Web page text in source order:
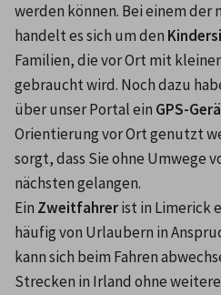
werden können. Bei einem der
handelt es sich um den
Familien, die vor Ort mit
gebraucht wird. Noch dazu
über unser Portal ein GPS-
Orientierung vor Ort genutzt
sorgt, dass Sie ohne Umwege
nächsten gelangen.
Ein Zweitfahrer ist in Limerick
häufig von Urlaubern in
kann sich beim Fahren
Strecken in Irland ohne